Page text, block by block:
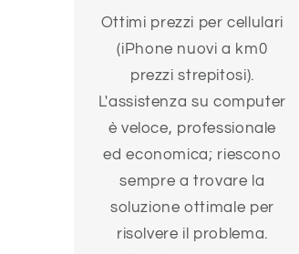
Ottimi prezzi per cellulari
(iPhone nuovi a km0
prezzi strepitosi).
L'assistenza su computer
è veloce, professionale
ed economica; riescono
sempre a trovare la
soluzione ottimale per
risolvere il problema.